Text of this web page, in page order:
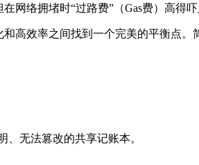
网络拥堵时“过路费”（Gas费）高得吓
和高效率之间找到一个完美的平衡点。
、无法篡改的共享记账本。